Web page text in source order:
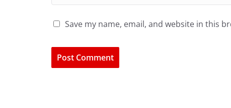
Save my name, email, and website in this